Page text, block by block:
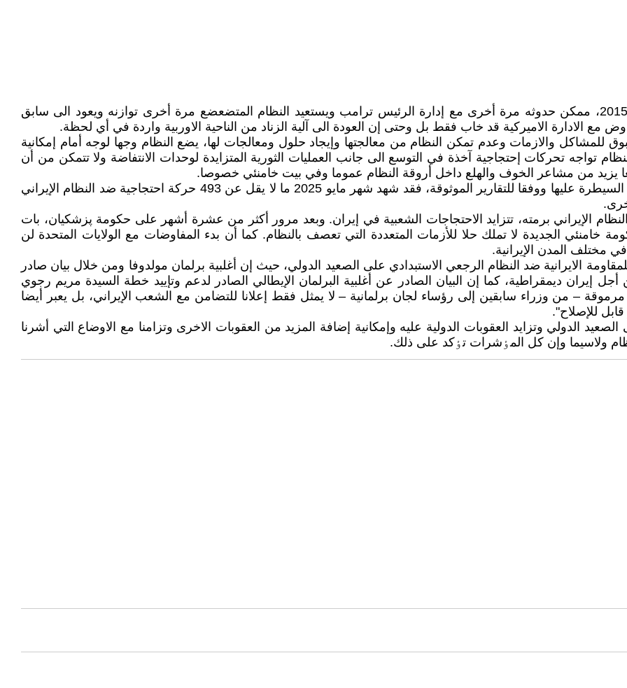
تنفس نظام الملالي الصعداء حين تصور بأن سيناريو إتفاقية 2015، ممکن حدوثه مرة أخرى مع إدارة الرئيس ترامب ويستعيد النظام المتضعضع مرة أخرى توازنه ويعود الى سابق
الادارة الاميرکية قد خاب فقط بل وحتى إن العودة الى آلية الزناد من الناحية الاوربية واردة في أي لحظة.
للمشاکل والازمات وعدم تمکن النظام من معالجتها وإيجاد حلول ومعالجات لها، يضع النظام وجها لوجه أمام إمکانية
تواجه تحرکات إحتجاجية آخذة في التوسع الى جانب العمليات الثورية المتزايدة لوحدات الانتفاضة ولا تتمکن من أن
يزيد من مشاعر الخوف والهلع داخل أروقة النظام عموما وفي بيت خامنئي خصوصا.
في سياق الاوضاع الداخلية المتدهورة وعدم تمکن النظام من السيطرة عليها ووفقا للتقارير الموثوقة، فقد شهد شهر مايو 2025 ما لا يقل عن 493 حركة احتجاجية ضد النظام الإيراني
الإيراني برمته، تتزايد الاحتجاجات الشعبية في إيران. وبعد مرور أكثر من عشرة أشهر على حكومة پزشکیان، بات
الجديدة لا تملك حلا للأزمات المتعددة التي تعصف بالنظام. كما أن بدء المفاوضات مع الولايات المتحدة لن
مختلف المدن الإيرانية.
الايرانية ضد النظام الرجعي الاستبدادي على الصعيد الدولي، حيث إن أغلبية برلمان مولدوفا ومن خلال بيان صادر
إيران ديمقراطية، کما إن البيان الصادر عن أغلبية البرلمان الإيطالي الصادر لدعم وتإييد خطة السيدة مريم رجوي
– من وزراء سابقين إلى رؤساء لجان برلمانية – لا يمثل فقط إعلانا للتضامن مع الشعب الإيراني، بل يعبر أيضا
للإصلاح".
وتزايد العقوبات الدولية عليه وإمکانية إضافة المزيد من العقوبات الاخرى وتزامنا مع الاوضاع التي أشرنا
ولاسيما وإن کل المٶشرات تٶکد على ذلك.